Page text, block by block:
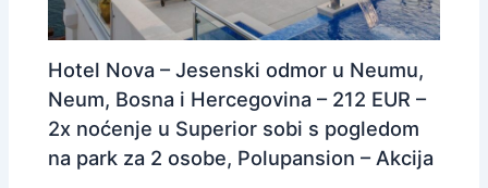
Hotel Nova – Jesenski odmor u Neumu,
Neum, Bosna i Hercegovina – 212 EUR –
2x noćenje u Superior sobi s pogledom
na park za 2 osobe, Polupansion – Akcija